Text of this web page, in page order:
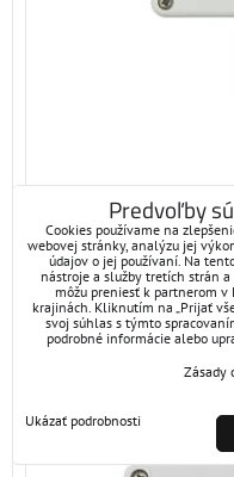
T0110, T0310,
Priestorové snímače teploty
Predvoľby
Cookies používame na
webovej stránky, analýzu jej
údajov o jej používaní. Na
nástroje a služby tretích strán a
môžu preniesť k partnerom v
krajinách. Kliknutím na „Prijať
svoj súhlas s týmto
podrobné informácie alebo
Zásady
Ukázať podrobnosti